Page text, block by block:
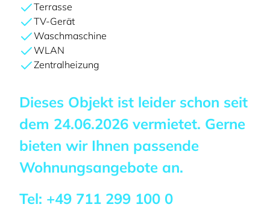
Terrasse
TV-Gerät
Waschmaschine
WLAN
Zentralheizung
Dieses Objekt ist leider schon seit
dem 24.06.2026 vermietet. Gerne
bieten wir Ihnen passende
Wohnungsangebote an.
Tel: +49 711 299 100 0